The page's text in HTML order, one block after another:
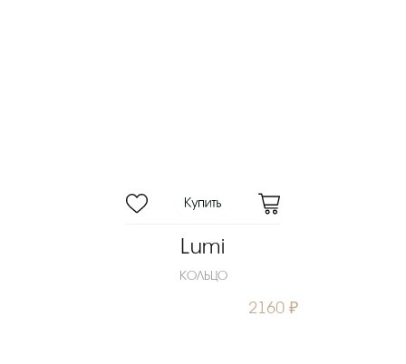
Lumi
КОЛЬЦО
2160 ₽